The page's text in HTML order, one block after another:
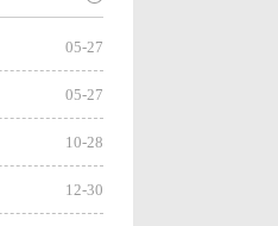
05-27
05-27
10-28
12-30